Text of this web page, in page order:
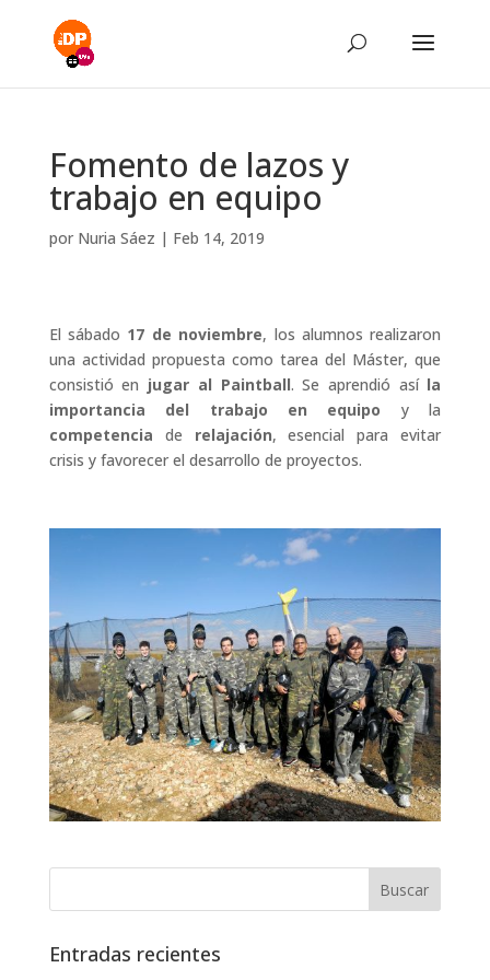
Fomento de lazos y
trabajo en equipo
por Nuria Sáez | Feb 14, 2019
El sábado 17 de noviembre, los alumnos realizaron
una actividad propuesta como tarea del Máster, que
consistió en jugar al Paintball. Se aprendió así la
importancia del trabajo en equipo y la
competencia de relajación, esencial para evitar
crisis y favorecer el desarrollo de proyectos.
Entradas recientes